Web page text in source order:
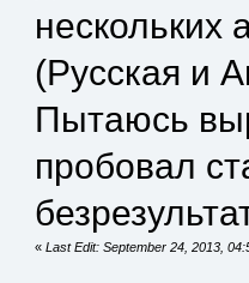
нескольких
(Русская и
Пытаюсь
пробовал
« Last Edit: September 24, 2013,